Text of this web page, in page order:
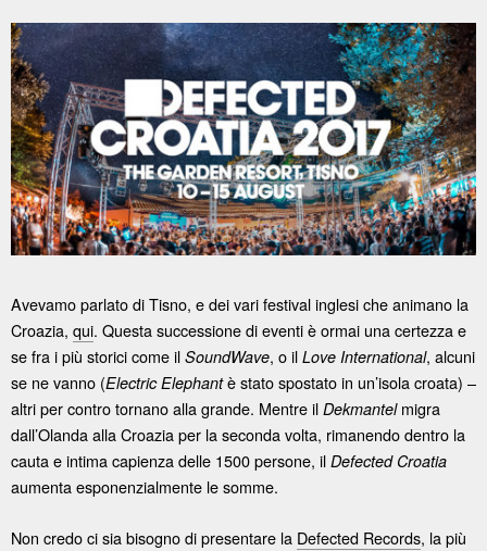
Avevamo parlato di Tisno, e dei vari festival inglesi che animano la
Croazia, qui. Questa successione di eventi è ormai una certezza e
se fra i più storici come il SoundWave, o il Love International, alcuni
se ne vanno (Electric Elephantè stato spostato in un’isola croata) –
altri per contro tornano alla grande. Mentre il Dekmantelmigra
dall’Olanda alla Croazia per la seconda volta, rimanendo dentro la
cauta e intima capienza delle 1500 persone, il Defected Croatia
aumenta esponenzialmente le somme.
Non credo ci sia bisogno di presentare la Defected Records, la più